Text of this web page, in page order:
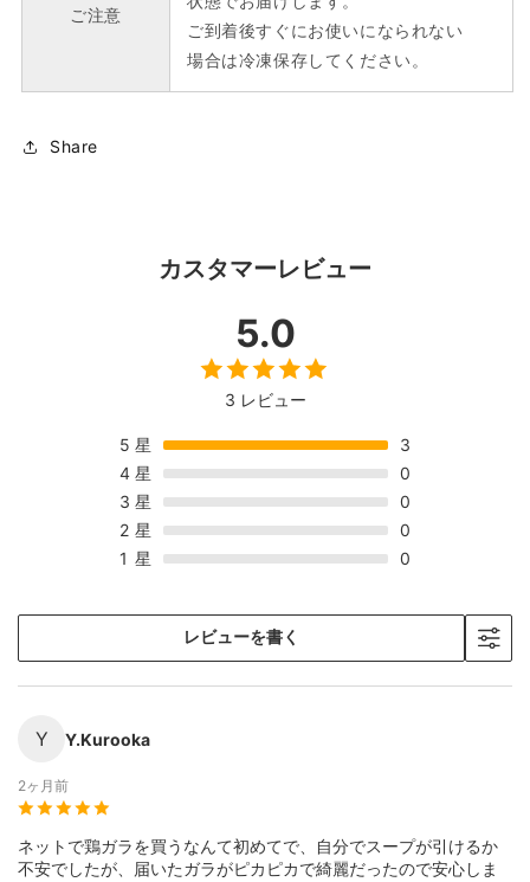
ご注意
ご到着後すぐにお使いになられない
場合は冷凍保存してください。
Share
カスタマーレビュー
5.0
3 レビュー
5 星
3
4星
0
3 星
0
2 星
0
1 星 0
レビューを書く
Y Y.Kurooka
2ヶ月前
ネットで鶏ガラを買うなんて初めてで、自分でスープが引けるか
不安でしたが、届いたガラがピカピカで綺麗だったので安心しま